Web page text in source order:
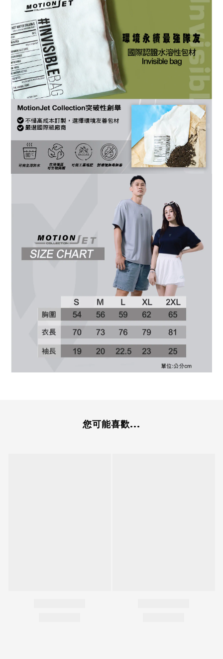
您可能喜歡...